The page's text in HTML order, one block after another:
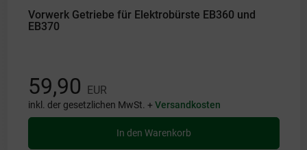
Vorwerk Getriebe für Elektrobürste EB360 und
EB370
59,90 EUR
inkl. der gesetzlichen MwSt. +Versandkosten
In den Warenkorb